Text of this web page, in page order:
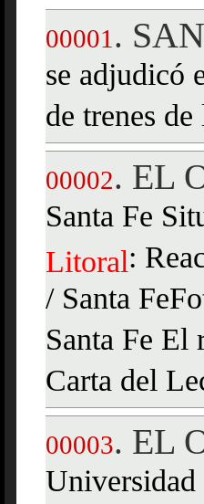
00001 .
se adjudicó
de trenes
00002. EL
Santa Fe
Litoral:
/ Santa
Santa Fe El
Carta del
00003. EL